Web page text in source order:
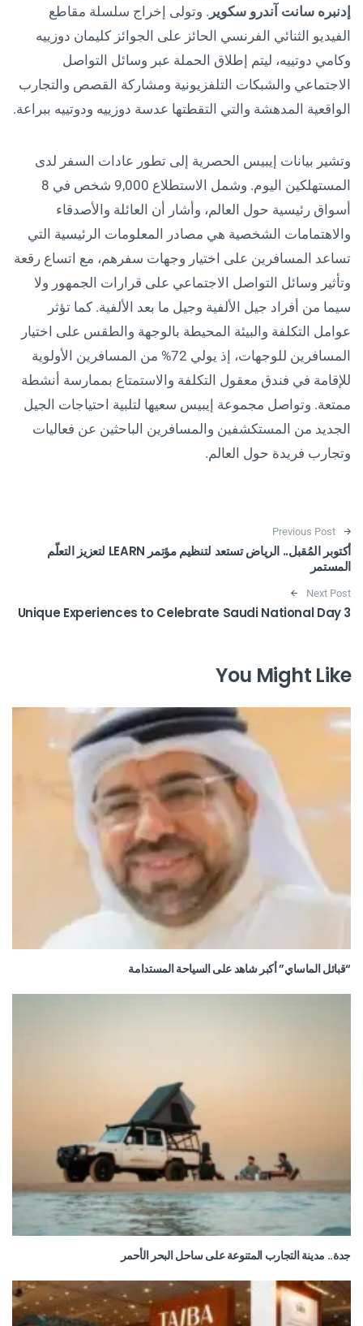
إدنبره سانت آندرو سكوير . وتولى إخراج سلسلة مقاطع
الفيديو الثنائي الفرنسي الحائز على الجوائز كليمان دوزييه
وكامي دوتييه، ليتم إطلاق الحملة عبر وسائل التواصل
الاجتماعي والشبكات التلفزيونية ومشاركة القصص والتجارب
الواقعية المدهشة والتي التقطتها عدسة دوزييه ودوتييه ببراعة.
وتشير بيانات إيبيس الحصرية إلى تطور عادات السفر لدى
المستهلكين اليوم. وشمل الاستطلاع 9,000 شخص في 8
أسواق رئيسية حول العالم، وأشار أن العائلة والأصدقاء
والاهتمامات الشخصية هي مصادر المعلومات الرئيسية التي
تساعد المسافرين على اختيار وجهات سفرهم، مع اتساع رقعة
وتأثير وسائل التواصل الاجتماعي على قرارات الجمهور ولا
سيما من أفراد جيل الألفية وجيل ما بعد الألفية. كما تؤثر
عوامل التكلفة والبيئة المحيطة بالوجهة والطقس على اختيار
المسافرين للوجهات، إذ يولي 72% من المسافرين الأولوية
للإقامة في فندق معقول التكلفة والاستمتاع بممارسة أنشطة
ممتعة. وتواصل مجموعة إيبيس سعيها لتلبية احتياجات الجيل
الجديد من المستكشفين والمسافرين الباحثين عن فعاليات
وتجارب فريدة حول العالم.
Post navigation
Previous Post
أكتوبر المُقبل.. الرياض تستعد لتنظيم مؤتمر LEARN لتعزيز التعلّم
المستمر
Next Post
3 Unique Experiences to Celebrate Saudi National Day
You Might Like
“قبائل الماساي” أكبر شاهد على السياحة المستدامة
جدة.. مدينة التجارب المتنوعة على ساحل البحر الأحمر